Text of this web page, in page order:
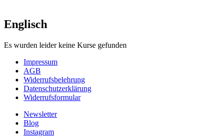
Englisch
Es wurden leider keine Kurse gefunden
Impressum
AGB
Widerrufsbelehrung
Datenschutzerklärung
Widerrufsformular
Newsletter
Blog
Instagram